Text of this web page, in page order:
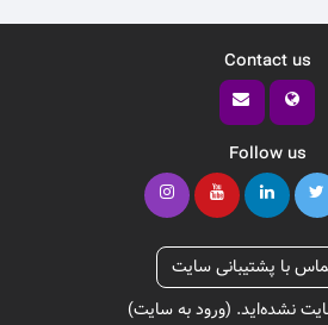
Contact us
Follow us
با پشتیبانی سایت
نشده‌اید. (ورود به سایت)